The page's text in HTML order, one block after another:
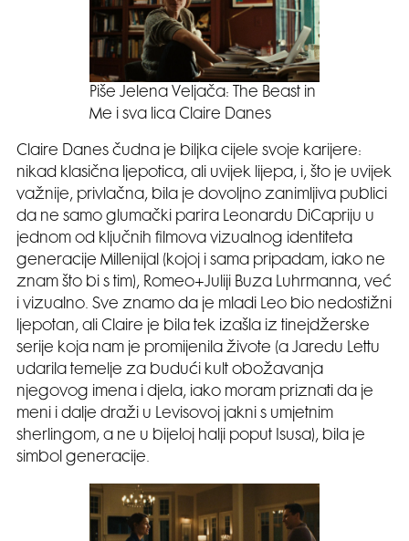
Piše Jelena Veljača: The Beast in
Me i sva lica Claire Danes
Claire Danes čudna je biljka cijele svoje karijere:
nikad klasična ljepotica, ali uvijek lijepa, i, što je uvijek
važnije, privlačna, bila je dovoljno zanimljiva publici
da ne samo glumački parira Leonardu DiCapriju u
jednom od ključnih filmova vizualnog identiteta
generacije Millenijal (kojoj i sama pripadam, iako ne
znam što bi s tim), Romeo+Juliji Buza Luhrmanna, već
i vizualno. Sve znamo da je mladi Leo bio nedostižni
ljepotan, ali Claire je bila tek izašla iz tinejdžerske
serije koja nam je promijenila živote (a Jaredu Lettu
udarila temelje za budući kult obožavanja
njegovog imena i djela, iako moram priznati da je
meni i dalje draži u Levisovoj jakni s umjetnim
sherlingom, a ne u bijeloj halji poput Isusa), bila je
simbol generacije.